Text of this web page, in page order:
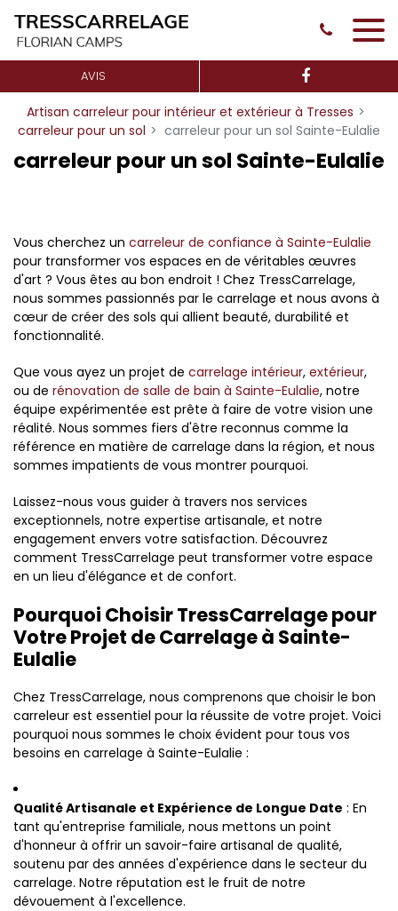
AVIS
Artisan carreleur pour intérieur et extérieur à Tresses
carreleur pour un sol
carreleur pour un sol Sainte-Eulalie
carreleur pour un sol Sainte-Eulalie
Vous cherchez un carreleur de confiance à Sainte-Eulalie
pour transformer vos espaces en de véritables œuvres
d'art ? Vous êtes au bon endroit ! Chez TressCarrelage,
nous sommes passionnés par le carrelage et nous avons à
cœur de créer des sols qui allient beauté, durabilité et
fonctionnalité.
Que vous ayez un projet de carrelage intérieur, extérieur,
ou de rénovation de salle de bain à Sainte-Eulalie, notre
équipe expérimentée est prête à faire de votre vision une
réalité. Nous sommes fiers d'être reconnus comme la
référence en matière de carrelage dans la région, et nous
sommes impatients de vous montrer pourquoi.
Laissez-nous vous guider à travers nos services
exceptionnels, notre expertise artisanale, et notre
engagement envers votre satisfaction. Découvrez
comment TressCarrelage peut transformer votre espace
en un lieu d'élégance et de confort.
Pourquoi Choisir TressCarrelage pour
Votre Projet de Carrelage à Sainte-
Eulalie
Chez TressCarrelage, nous comprenons que choisir le bon
carreleur est essentiel pour la réussite de votre projet. Voici
pourquoi nous sommes le choix évident pour tous vos
besoins en carrelage à Sainte-Eulalie :
Qualité Artisanale et Expérience de Longue Date : En
tant qu'entreprise familiale, nous mettons un point
d'honneur à offrir un savoir-faire artisanal de qualité,
soutenu par des années d'expérience dans le secteur du
carrelage. Notre réputation est le fruit de notre
dévouement à l'excellence.